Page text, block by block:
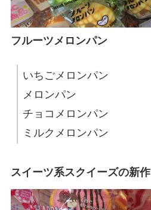
フルーツメロンパン
いちごメロンパン
メロンパン
チョコメロンパン
ミルクメロンパン
スイーツ系スクイーズの新作